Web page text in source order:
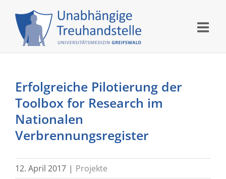
content
Erfolgreiche Pilotierung der
Toolbox for Research im
Nationalen
Verbrennungsregister
12. April 2017 | Projekte